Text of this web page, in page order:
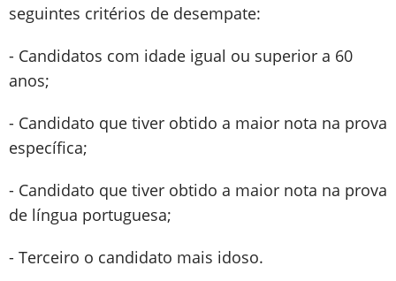
seguintes critérios de desempate:
- Candidatos com idade igual ou superior a 60
anos;
- Candidato que tiver obtido a maior nota na prova
específica;
- Candidato que tiver obtido a maior nota na prova
de língua portuguesa;
- Terceiro o candidato mais idoso.